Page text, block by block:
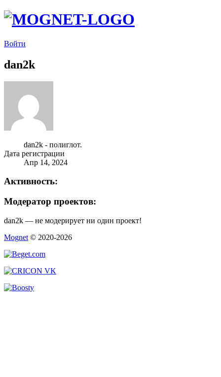
Войти
dan2k
dan2k - полиглот.
Дата регистрации
Апр 14, 2024
Активность:
Модератор проектов:
dan2k — не модерирует ни один проект!
Mognet © 2020-2026